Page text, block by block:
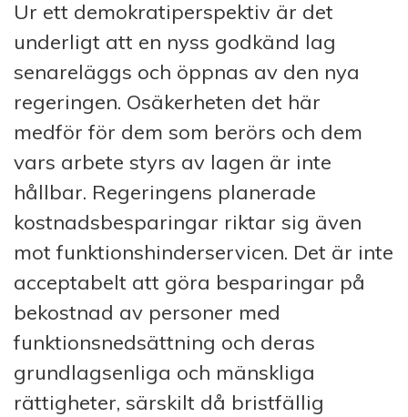
Ur ett demokratiperspektiv är det
underligt att en nyss godkänd lag
senareläggs och öppnas av den nya
regeringen. Osäkerheten det här
medför för dem som berörs och dem
vars arbete styrs av lagen är inte
hållbar. Regeringens planerade
kostnadsbesparingar riktar sig även
mot funktionshinderservicen. Det är inte
acceptabelt att göra besparingar på
bekostnad av personer med
funktionsnedsättning och deras
grundlagsenliga och mänskliga
rättigheter, särskilt då bristfällig